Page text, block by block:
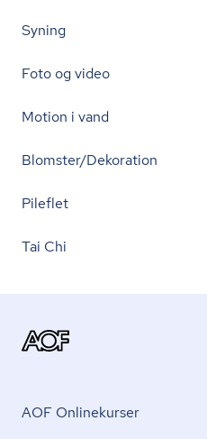
Syning
Foto og video
Motion i vand
Blomster/Dekoration
Pileflet
Tai Chi
AOF Onlinekurser